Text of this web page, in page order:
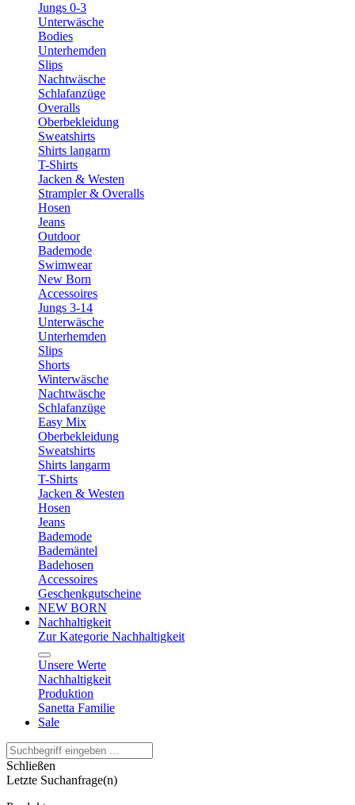
Jungs 0-3
Unterwäsche
Bodies
Unterhemden
Slips
Nachtwäsche
Schlafanzüge
Overalls
Oberbekleidung
Sweatshirts
Shirts langarm
T-Shirts
Jacken & Westen
Strampler & Overalls
Hosen
Jeans
Outdoor
Bademode
Swimwear
New Born
Accessoires
Jungs 3-14
Unterwäsche
Unterhemden
Slips
Shorts
Winterwäsche
Nachtwäsche
Schlafanzüge
Easy Mix
Oberbekleidung
Sweatshirts
Shirts langarm
T-Shirts
Jacken & Westen
Hosen
Jeans
Bademode
Bademäntel
Badehosen
Accessoires
Geschenkgutscheine
NEW BORN
Nachhaltigkeit
Zur Kategorie Nachhaltigkeit
Unsere Werte
Nachhaltigkeit
Produktion
Sanetta Familie
Sale
Schließen
Letzte Suchanfrage(n)